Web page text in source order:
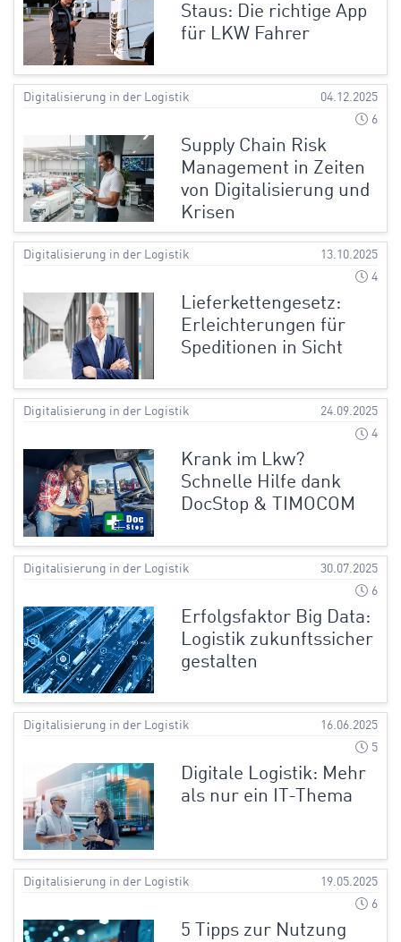
Staus: Die richtige App
für LKW Fahrer
Digitalisierung in der Logistik
04.12.2025
6
Supply Chain Risk
Management in Zeiten
von Digitalisierung und
Krisen
Digitalisierung in der Logistik
13.10.2025
4
Lieferkettengesetz:
Erleichterungen für
Speditionen in Sicht
Digitalisierung in der Logistik
24.09.2025
4
Krank im Lkw?
Schnelle Hilfe dank
DocStop & TIMOCOM
Digitalisierung in der Logistik
30.07.2025
6
Erfolgsfaktor Big Data:
Logistik zukunftssicher
gestalten
Digitalisierung in der Logistik
16.06.2025
5
Digitale Logistik: Mehr
als nur ein IT-Thema
Digitalisierung in der Logistik
19.05.2025
6
5 Tipps zur Nutzung